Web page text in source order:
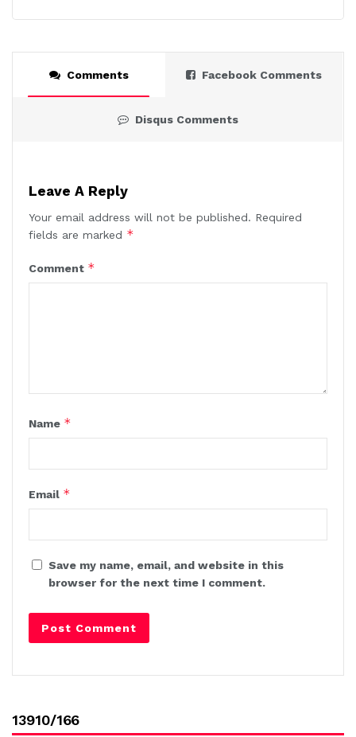
Comments Facebook Comments
Disqus Comments
Leave A Reply
Your email address will not be published. Required
fields are marked *
Comment *
Name *
Email *
Save my name, email, and website in this
browser for the next time I comment.
13910/166